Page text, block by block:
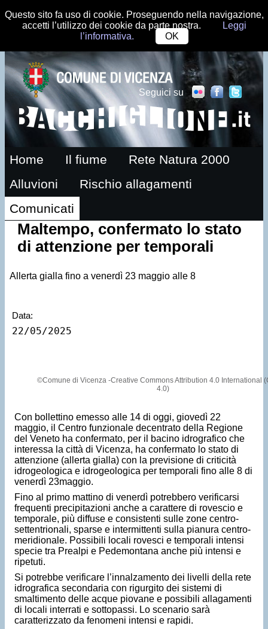
Questo sito fa uso di cookie. Proseguendo nella navigazione,
accetti l’utilizzo dei cookie da parte nostra.
Leggi
l’informativa.
OK
Seguici su
Home Il fiume
Rete Natura 2000
Alluvioni
Rischio allagamenti
Comunicati
Maltempo, confermato lo stato
di attenzione per temporali
Allerta gialla fino a venerdì 23 maggio alle 8
Data:
22/05/2025
©Comune di Vicenza -Creative Commons Attribution 4.0 International
4.0)
Con bollettino emesso alle 14 di oggi, giovedì 22
maggio, il Centro funzionale decentrato della Regione
del Veneto ha confermato, per il bacino idrografico che
interessa la città di Vicenza, ha confermato lo stato di
attenzione (allerta gialla) con la previsione di criticità
idrogeologica e idrogeologica per temporali fino alle 8 di
venerdì 23maggio.
Fino al primo mattino di venerdì potrebbero verificarsi
frequenti precipitazioni anche a carattere di rovescio e
temporale, più diffuse e consistenti sulle zone centro-
settentrionali, sparse e intermittenti sulla pianura centro-
meridionale. Possibili locali rovesci e temporali intensi
specie tra Prealpi e Pedemontana anche più intensi e
ripetuti.
Si potrebbe verificare l’innalzamento dei livelli della rete
idrografica secondaria con rigurgito dei sistemi di
smaltimento delle acque piovane e possibili allagamenti
di locali interrati e sottopassi. Lo scenario sarà
caratterizzato da fenomeni intensi e rapidi.